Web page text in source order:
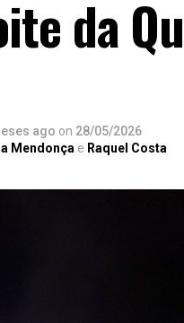
da
ago on 28/05/2026
Mendonça e Raquel Costa